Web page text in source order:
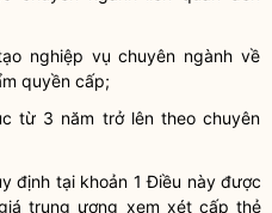
nghiệp vụ chuyên ngành về
quyền cấp;
từ 3 năm trở lên theo chuyên
định tại khoản 1 Điều này được
trung ương xem xét cấp thẻ